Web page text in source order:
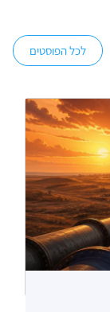
לכל הפוסטים